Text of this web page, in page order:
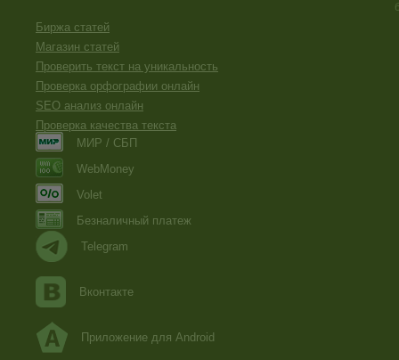
Биржа статей
Магазин статей
Проверить текст на уникальность
Проверка орфографии онлайн
SEO анализ онлайн
Проверка качества текста
МИР / СБП
WebMoney
Volet
Безналичный платеж
Telegram
Вконтакте
Приложение для Android